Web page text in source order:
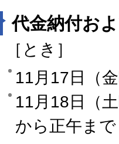
代金納付お
［とき］
11月17日（
11月18日（
から正午まで